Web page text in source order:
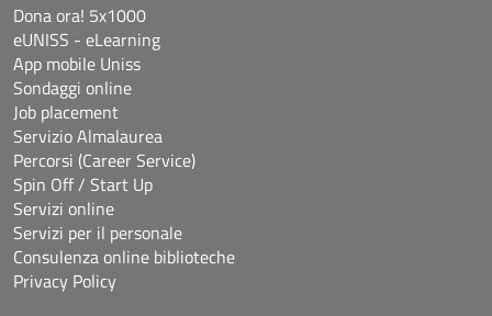
Dona ora! 5x1000
eUNISS - eLearning
App mobile Uniss
Sondaggi online
Job placement
Servizio Almalaurea
Percorsi (Career Service)
Spin Off / Start Up
Servizi online
Servizi per il personale
Consulenza online biblioteche
Privacy Policy